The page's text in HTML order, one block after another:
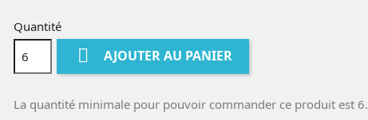
Quantité
 AJOUTER AU PANIER
La quantité minimale pour pouvoir commander ce produit est 6.